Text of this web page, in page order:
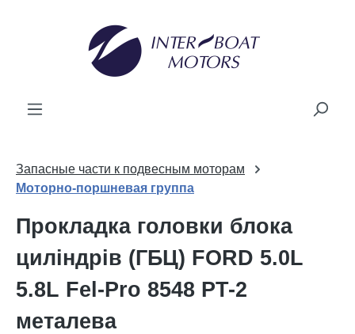
Запасные части к подвесным моторам
Моторно-поршневая группа
Прокладка головки блока
циліндрів (ГБЦ) FORD 5.0L
5.8L Fel-Pro 8548 PT-2
металева